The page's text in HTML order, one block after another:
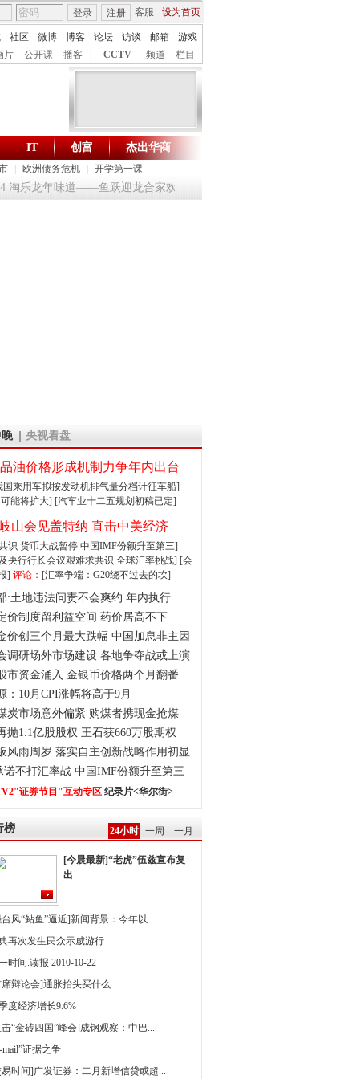
客服 设为首页
登录 注册
社区 微博 博客 论坛 访谈 邮箱
游戏
片 公开课 播客 CCTV 频道 栏目
财智生活 一键通达
欧洲债务危机 开学第一课
IT 创富 杰出华商
淘乐龙年味道——鱼跃迎龙合家欢
央视看盘
油价格形成机制力争年内出台
国乘用车拟按发动机排气量分档计征车船]
能将扩大] [汽车业十二五规划初稿已定]
山会见盖特纳 直击中美经济
识 货币大战暂停 中国IMF份额升至第三]
央行行长会议艰难求共识 全球汇率挑战] [会
] 评论： [汇率争端：G20绕不过去的坎]
:土地违法问责不会爽约 年内执行
价制度留利益空间 药价居高不下
价创三个月最大跌幅 中国加息非主因
调研场外市场建设 各地争夺战或上演
市资金涌入 金银币价格两个月翻番
：10月CPI涨幅将高于9月
炭市场意外偏紧 购煤者携现金抢煤
抛1.1亿股股权 王石获660万股期权
风雨周岁 落实自主创新战略作用初显
诺不打汇率战 中国IMF份额升至第三
证券节目"互动专区 纪录片<华尔街>
榜 24小时 一周 一月
[今晨最新]“老虎”伍兹宣布复
出
风“鲇鱼”逼近]新闻背景：今年以...
再次发生民众示威游行
时间.读报 2010-10-22
席辩论会]通胀抬头买什么
度经济增长9.6%
“金砖四国”峰会]成钢观察：中巴...
mail”证据之争
易时间]广发证券：二月新增信贷或超...